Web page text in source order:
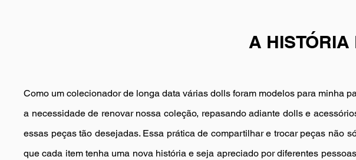
A HISTÓRIA
Como um colecionador de longa data várias dolls foram modelos para minha
a necessidade de renovar nossa coleção, repasando adiante dolls e
essas peças tão desejadas. Essa prática de compartilhar e trocar peças não
que cada item tenha uma nova história e seja apreciado por diferentes